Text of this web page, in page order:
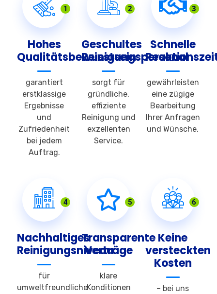
1
Hohes
Qualitätsbewusstsein
garantiert
erstklassige
Ergebnisse
und
Zufriedenheit
bei jedem
Auftrag.
2
Geschultes
Reinigungspersonal
sorgt für
gründliche,
effiziente
Reinigung und
exzellenten
Service.
3
Schnelle
gewährleisten
eine zügige
Bearbeitung
Ihrer Anfragen
und Wünsche.
4
Nachhaltiges
Reinigungsniveau
für
umweltfreundliche
5
Transparente
Verträge
klare
Konditionen
6
Keine
versteckten
Kosten
– bei uns